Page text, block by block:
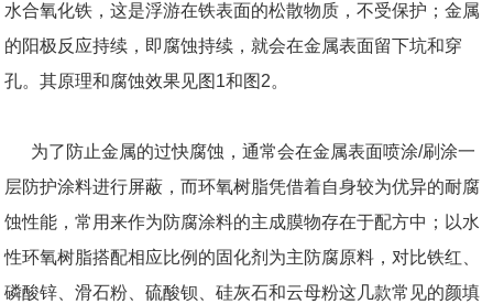
水合氧化铁，这是浮游在铁表面的松散物质，不受保护；金属
的阳极反应持续，即腐蚀持续，就会在金属表面留下坑和穿
孔。其原理和腐蚀效果见图1和图2。
为了防止金属的过快腐蚀，通常会在金属表面喷涂/刷涂一
层防护涂料进行屏蔽，而环氧树脂凭借着自身较为优异的耐腐
蚀性能，常用来作为防腐涂料的主成膜物存在于配方中；以水
性环氧树脂搭配相应比例的固化剂为主防腐原料，对比铁红、
磷酸锌、滑石粉、硫酸钡、硅灰石和云母粉这几款常见的颜填